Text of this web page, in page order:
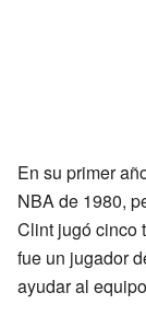
En su primer
NBA de 1980,
Clint jugó cinco
fue un jugador
ayudar al